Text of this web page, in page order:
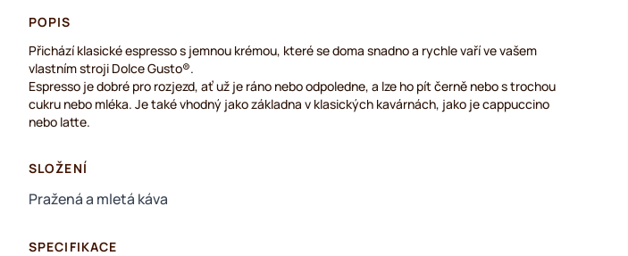
POPIS
Přichází klasické espresso s jemnou krémou, které se doma snadno a rychle vaří ve vašem
vlastním stroji Dolce Gusto®.
Espresso je dobré pro rozjezd, ať už je ráno nebo odpoledne, a lze ho pít černě nebo s trochou
cukru nebo mléka. Je také vhodný jako základna v klasických kavárnách, jako je cappuccino
nebo latte.
SLOŽENÍ
Pražená a mletá káva
SPECIFIKACE